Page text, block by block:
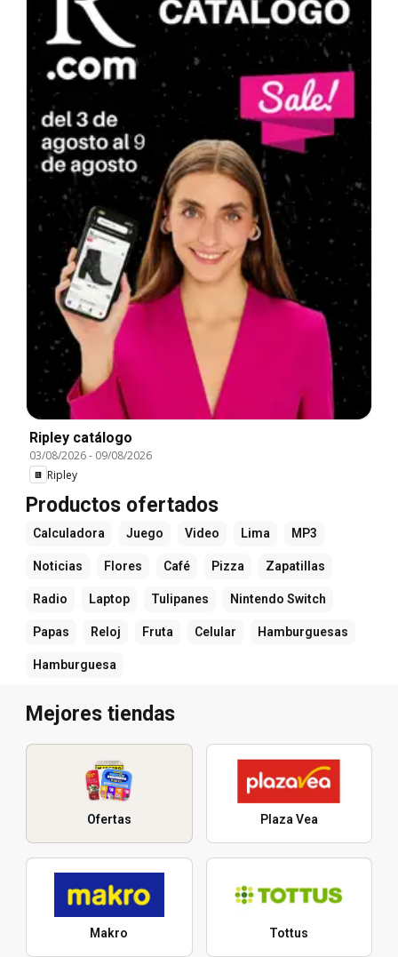
Ripley catálogo
03/08/2026- 09/08/2026
Ripley
Productos ofertados
Calculadora Juego Video Lima MP3
Noticias Flores Café Pizza Zapatillas
Radio Laptop Tulipanes Nintendo Switch
Papas Reloj Fruta Celular Hamburguesas
Hamburguesa
Mejores tiendas
Ofertas Plaza Vea
Makro Tottus